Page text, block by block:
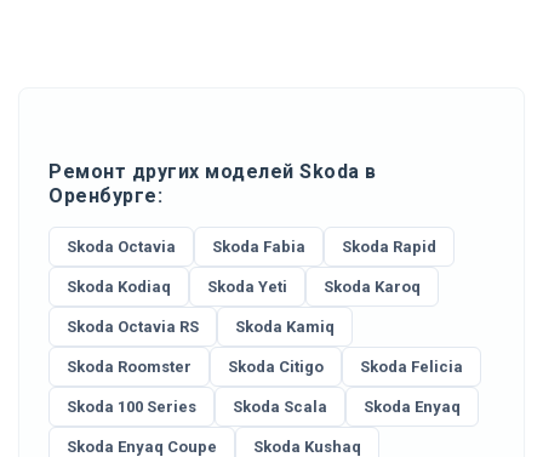
Ремонт других моделей Skoda в
Оренбурге:
Skoda Octavia Skoda Fabia Skoda Rapid
Skoda Kodiaq Skoda Yeti Skoda Karoq
Skoda Octavia RS Skoda Kamiq
Skoda Roomster Skoda Citigo Skoda Felicia
Skoda 100 Series Skoda Scala Skoda Enyaq
Skoda Enyaq Coupe Skoda Kushaq